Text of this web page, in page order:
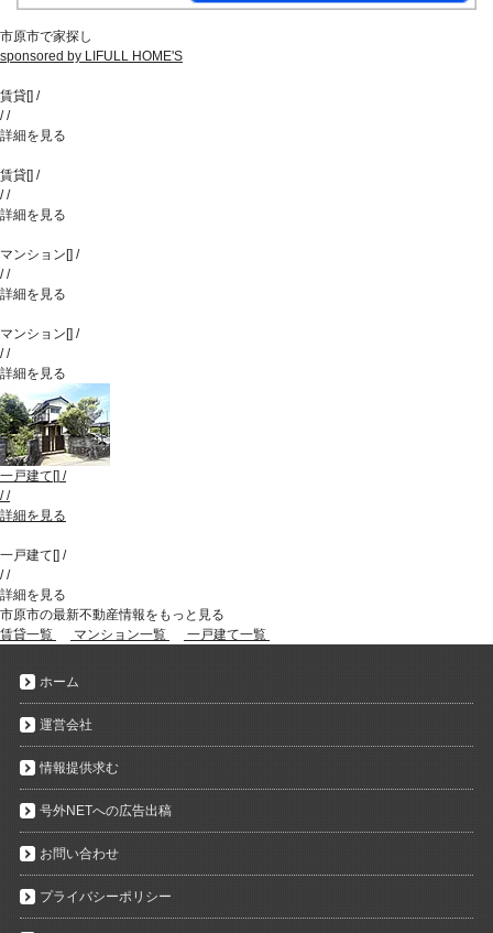
市原市で家探し
sponsored by LIFULL HOME'S
賃貸[] /
//
詳細を見る
賃貸[] /
//
詳細を見る
マンション [] /
//
詳細を見る
マンション [] /
//
詳細を見る
一戸建て [] /
//
詳細を見る
一戸建て [] /
//
詳細を見る
市原市の最新不動産情報をもっと見る
賃貸一覧
マンション一覧 一戸建て一覧
ホーム
運営会社
情報提供求む
号外NETへの広告出稿
お問い合わせ
プライバシーポリシー